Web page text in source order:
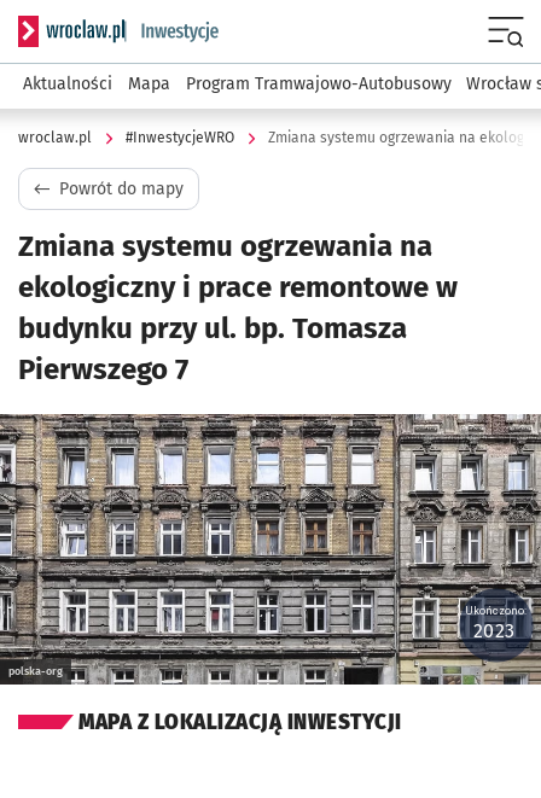
Serwis informacyjny wroclaw.pl podserwis:
Aktualności Mapa Program Tramwajowo-Autobusowy Wrocław
wroclaw.pl #InwestycjeWRO
Powrót do mapy
Zmiana systemu ogrzewania na
ekologiczny i prace remontowe w
budynku przy ul. bp. Tomasza
Pierwszego 7
Kliknij, aby powiększyć
polska-org
Ukończono:
2023
MAPA Z LOKALIZACJĄ INWESTYCJI